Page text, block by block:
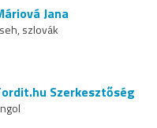
Jana
szlovák
Szerkesztőség